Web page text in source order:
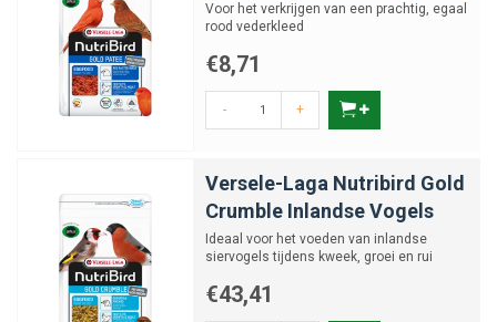
Voor het verkrijgen van een prachtig, egaal
rood vederkleed
€8,71
- +
Versele-Laga Nutribird Gold
Crumble Inlandse Vogels
Ideaal voor het voeden van inlandse
siervogels tijdens kweek, groei en rui
€43,41